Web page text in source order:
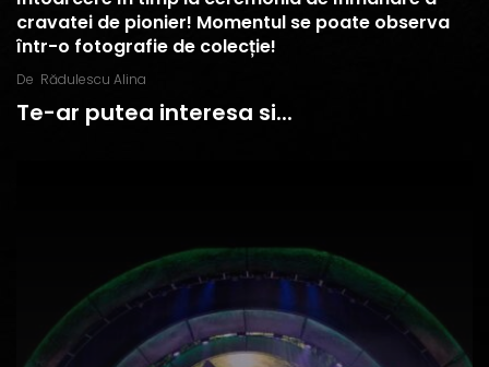
cravatei de pionier! Momentul se poate observa
într-o fotografie de colecție!
De Rădulescu Alina
Te-ar putea interesa si...